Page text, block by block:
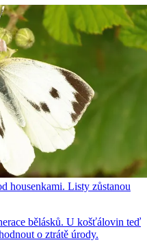
housenkami. Listy zůstanou
bělásků. U košťálovin teď
o ztrátě úrody.